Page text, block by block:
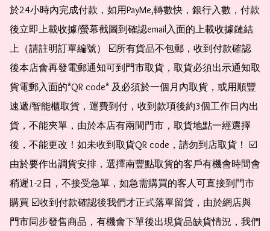
於24小時內完成付款，如用PayMe,轉數快，銀行入數，付款
後立即上載收據/螢幕截圖到確認email入面的上載收據鏈結
上（請註明訂單編號） ☑️所有貨品不包郵，收到付款確認
後本店會再發電郵通知可到門市取貨，取貨必須出示通知取
貨電郵入面的*QR code* 及必須於一個月內取貨，或用順豐
速遞/智能櫃取貨，運費到付，收到款項後約3個工作日內出
貨，不能夾單，由於本店有兩間門市，取貨地點一經選擇
後，不能更改！如未收到取貨QR code，請勿到店取貨！ ☑️
由於要作出調貨安排，選擇南豐點取貨的客戶有機會時間會
稍遲1-2日，不接受急單，如急需購買的客人可直接到門市
購買 ☑️收到付款確認後我們才正式落單留貨，由於網店與
門市同步發售商品，有機會下單後出現貨品缺貨情況，我們